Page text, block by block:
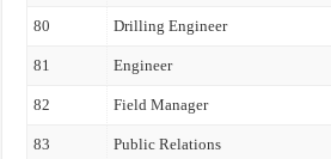
80 Drilling Engineer
81 Engineer
82 Field Manager
83 Public Relations